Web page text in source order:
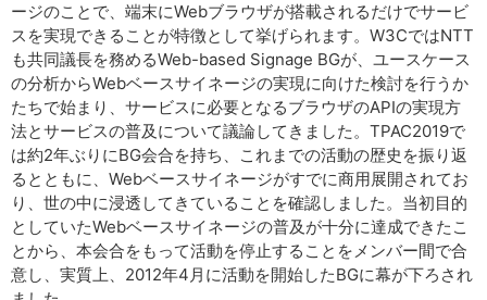
ージのことで、端末にWebブラウザが搭載されるだけでサービ
スを実現できることが特徴として挙げられます。W3CではNTT
も共同議長を務めるWeb-based Signage BGが、ユースケース
の分析からWebベースサイネージの実現に向けた検討を行うか
たちで始まり、サービスに必要となるブラウザのAPIの実現方
法とサービスの普及について議論してきました。TPAC2019で
は約2年ぶりにBG会合を持ち、これまでの活動の歴史を振り返
るとともに、Webベースサイネージがすでに商用展開されてお
り、世の中に浸透してきていることを確認しました。当初目的
としていたWebベースサイネージの普及が十分に達成できたこ
とから、本会合をもって活動を停止することをメンバー間で合
意し、実質上、2012年4月に活動を開始したBGに幕が下ろされ